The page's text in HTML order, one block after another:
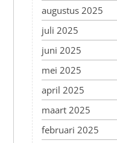
augustus 2025
juli 2025
juni 2025
mei 2025
april 2025
maart 2025
februari 2025